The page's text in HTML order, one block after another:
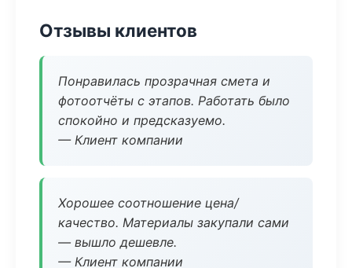
Отзывы клиентов
Понравилась прозрачная смета и
фотоотчёты с этапов. Работать было
спокойно и предсказуемо.
— Клиент компании
Хорошее соотношение цена/
качество. Материалы закупали сами
— вышло дешевле.
— Клиент компании